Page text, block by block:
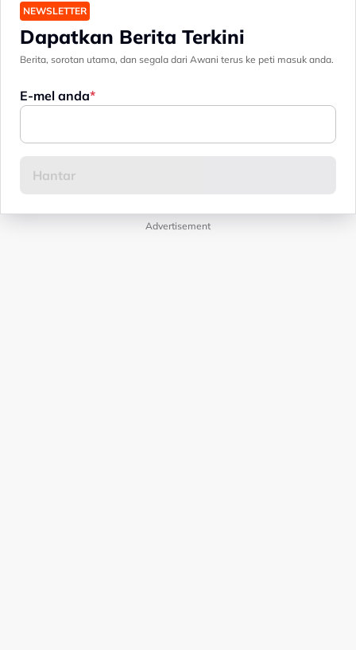
NEWSLETTER
Dapatkan Berita Terkini
Berita, sorotan utama, dan segala dari Awani terus ke peti masuk anda.
E-mel anda
Advertisement